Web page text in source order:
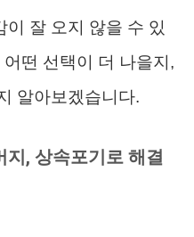
이 잘 오지 않을 수 있
떤 선택이 더 나을지,
알아보겠습니다.
지, 상속포기로 해결